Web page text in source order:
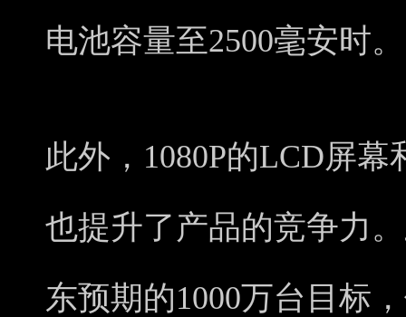
电池容量至2500毫安时。
此外，1080P的LCD屏
也提升了产品的竞争力
东预期的1000万台目标